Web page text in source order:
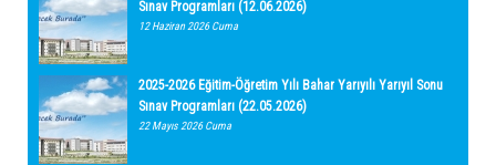
Sınav Programları (12.06.2026)
12 Haziran 2026 Cuma
2025-2026 Eğitim-Öğretim Yılı Bahar Yarıyılı Yarıyıl Sonu
Sınav Programları (22.05.2026)
22 Mayıs 2026 Cuma